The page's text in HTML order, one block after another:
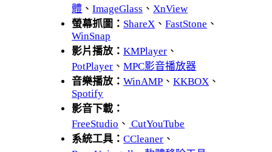
體 、ImageGlass 、 XnView
螢幕抓圖： ShareX 、FastStone 、
WinSnap
影片播放：KMPlayer 、
PotPlayer 、MPC影音播放器
音樂播放：WinAMP 、KKBOX 、
Spotify
影音下載：
FreeStudio 、 CutYouTube
系統工具：CCleaner 、